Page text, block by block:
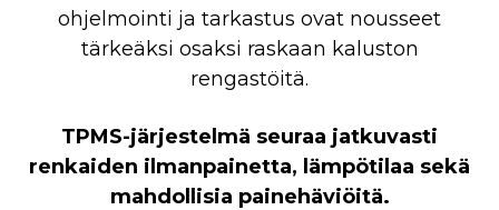
ohjelmointi ja tarkastus ovat nousseet
tärkeäksi osaksi raskaan kaluston
rengastöitä.
TPMS-järjestelmä seuraa jatkuvasti
renkaiden ilmanpainetta, lämpötilaa sekä
mahdollisia painehäviöitä.